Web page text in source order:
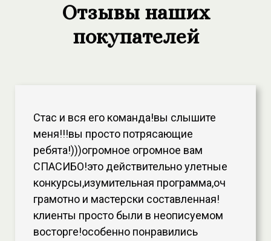
Отзывы наших
покупателей
Стас и вся его команда!вы слышите
меня!!!вы просто потрясающие
ребята!)))огромное огромное вам
СПАСИБО!это действительно улетные
конкурсы,изумительная программа,оч
грамотно и мастерски составленная!
клиенты просто были в неописуемом
восторге!особенно понравились